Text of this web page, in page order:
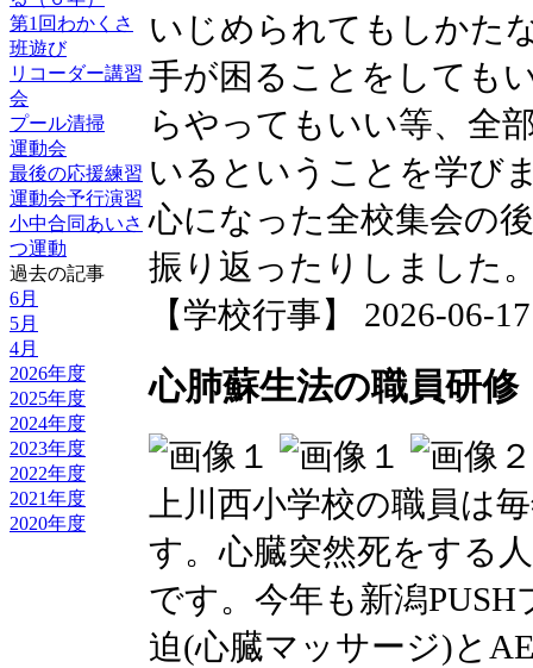
第1回わかくさ
班遊び
リコーダー講習
会
プール清掃
運動会
最後の応援練習
運動会予行演習
小中合同あいさ
つ運動
過去の記事
6月
5月
4月
2026年度
2025年度
2024年度
2023年度
2022年度
2021年度
2020年度
いじめられてもしかた
手が困ることをしても
らやってもいい等、全
いるということを学び
心になった全校集会の
振り返ったりしました
【学校行事】 2026-06-
心肺蘇生法の職員研修
上川西小学校の職員は
す。心臓突然死をする
です。今年も新潟
迫(心臓マッサージ)と